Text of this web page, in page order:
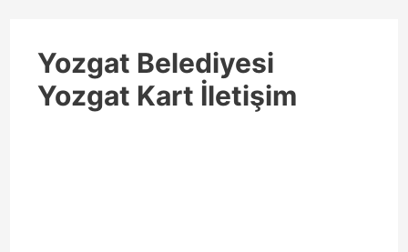
Yozgat Belediyesi
Yozgat Kart İletişim